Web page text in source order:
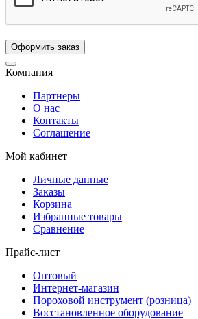
Компания
Партнеры
О нас
Контакты
Соглашение
Мой кабинет
Личные данные
Заказы
Корзина
Избранные товары
Сравнение
Прайс-лист
Оптовый
Интернет-магазин
Пороховой инструмент (розница)
Восстановленное оборудование